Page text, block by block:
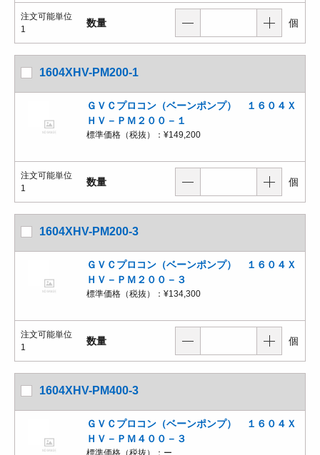
注文可能単位
1
数量 個
1604XHV-PM200-1
ＧＶＣプロコン（ベーンポンプ） １６０４Ｘ
ＨＶ－ＰＭ２００－１
標準価格（税抜）： ¥149,200
注文可能単位
1
数量 個
1604XHV-PM200-3
ＧＶＣプロコン（ベーンポンプ） １６０４Ｘ
ＨＶ－ＰＭ２００－３
標準価格（税抜）： ¥134,300
注文可能単位
1
数量 個
1604XHV-PM400-3
ＧＶＣプロコン（ベーンポンプ） １６０４Ｘ
ＨＶ－ＰＭ４００－３
標準価格（税抜）： ー